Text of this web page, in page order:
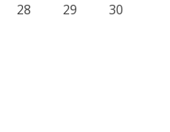
28 29
30